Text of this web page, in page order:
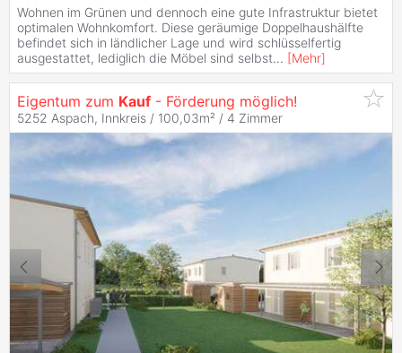
Wohnen im Grünen und dennoch eine gute Infrastruktur bietet
optimalen Wohnkomfort. Diese geräumige Doppelhaushälfte
befindet sich in ländlicher Lage und wird schlüsselfertig
ausgestattet, lediglich die Möbel sind selbst... [Mehr]
Eigentum zum Kauf - Förderung möglich!
5252 Aspach, Innkreis / 100,03m² / 4 Zimmer